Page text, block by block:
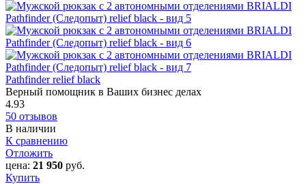
Pathfinder relief black
Верный помощник в Ваших бизнес делах
4.93
50 отзывов
В наличии
К сравнению
Отложить
цена: 21 950 руб.
Купить